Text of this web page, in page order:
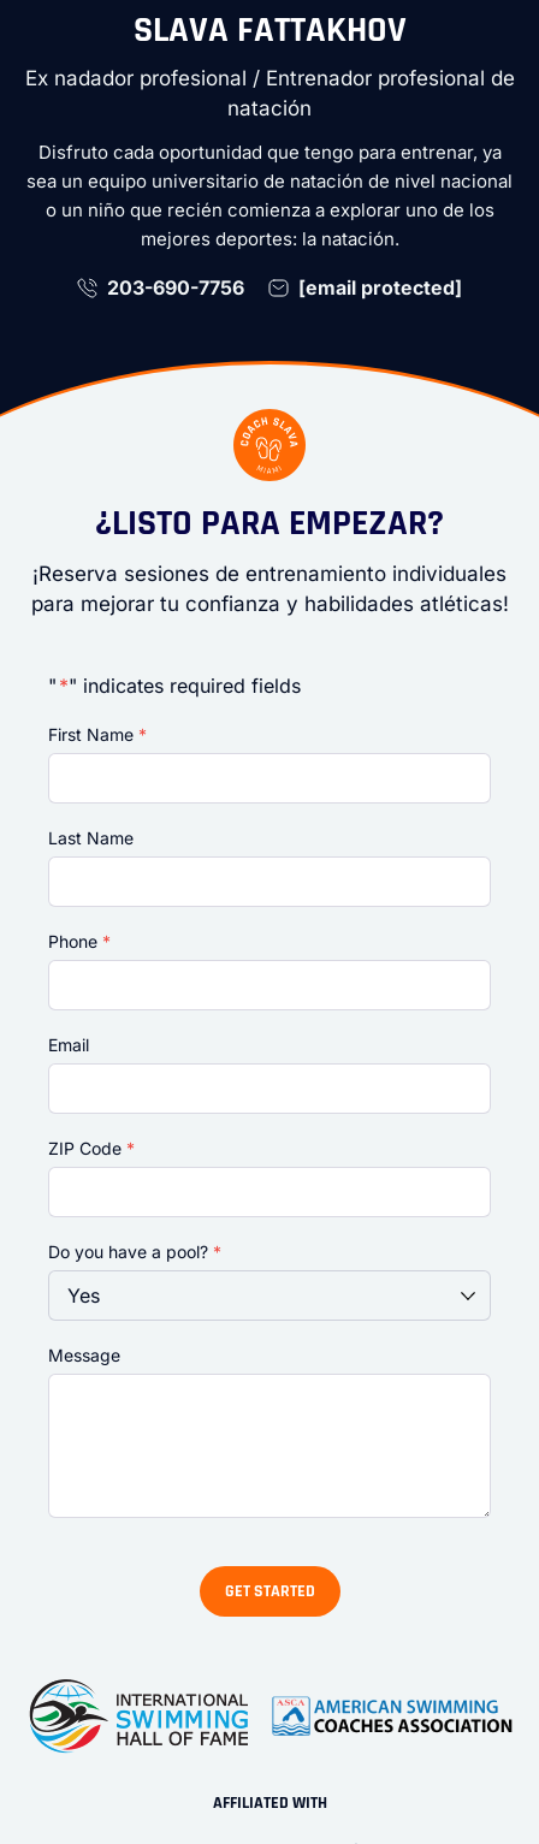
SLAVA FATTAKHOV
Ex nadador profesional / Entrenador profesional de
natación
Disfruto cada oportunidad que tengo para entrenar, ya
sea un equipo universitario de natación de nivel nacional
o un niño que recién comienza a explorar uno de los
mejores deportes: la natación.
203-690-7756 [email protected]
¿LISTO PARA EMPEZAR?
¡Reserva sesiones de entrenamiento individuales
para mejorar tu confianza y habilidades atléticas!
" *" indicates required fields
First Name *
Last Name
Phone *
Email
ZIP Code *
Do you have a pool? *
Message
AFFILIATED WITH